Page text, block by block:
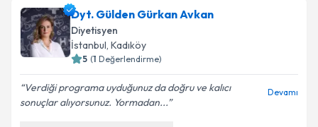
takvim hazırlandığında e-posta ile bilgilendireceğiz.
E-posta Adresiniz
Kişisel verilerimin işlenmesine ilişkin
Dyt. Gülden Gürkan Avkan
Diyetisyen
İstanbul, Kadıköy
5 (1 Değerlendirme)
Verdiği programa uyduğunuz da doğru ve kalıcı
sonuçlar alıyorsunuz. Yormadan...
Devamı